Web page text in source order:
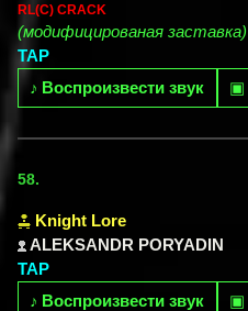
RL(C) CRACK
(модифицированая заставка)
TAP
♪ Воспроизвести звук ▣
58.
Knight Lore
ALEKSANDR PORYADIN
TAP
♪ Воспроизвести звук ▣